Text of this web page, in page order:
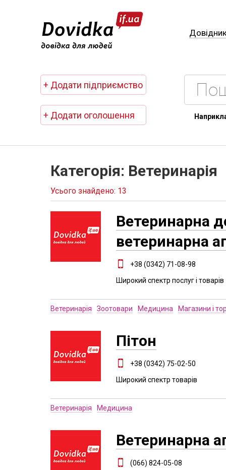
+ Додати підприємство
+ Додати оголошення
Категорія: Ветеринарія
Усього знайдено: 13
Ветеринарна
ветеринарна
+38 (0342) 71-08-98
Широкий спектр послуг і товарів
Ветеринарія Зоотовари Медицина Магазини і
Пітон
+38 (0342) 75-02-50
Широкий спектр товарів
Ветеринарія Медицина
Ветеринарна
(066) 824-05-08